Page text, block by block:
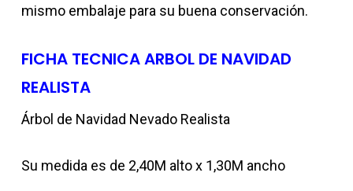
mismo embalaje para su buena conservación.
FICHA TECNICA ARBOL DE NAVIDAD
REALISTA
Árbol de Navidad Nevado Realista
Su medida es de 2,40M alto x 1,30M ancho